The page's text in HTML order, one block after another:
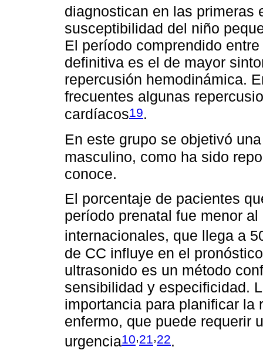
diagnostican en las primeras
susceptibilidad del niño
El período comprendido
definitiva es el de mayor
repercusión hemodinámica.
frecuentes algunas
cardíacos19.
En este grupo se objetivó
masculino, como ha sido
conoce.
El porcentaje de pacientes
período prenatal fue menor
internacionales, que llega a
de CC influye en el
ultrasonido es un método
sensibilidad y especificidad.
importancia para planificar la
enfermo, que puede requerir
urgencia10,21,22.